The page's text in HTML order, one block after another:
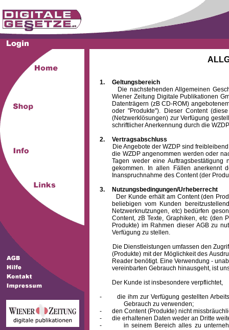
1.
Geltungsbereich
Die nachstehenden Allgemeinen
Wiener Zeitung Digitale Publikationen
Datenträgern (zB CD-ROM)
oder "Produkte"). Dieser Content
(Netzwerklösungen) zur Verfügung
schriftlicher Anerkennung durch die
2.
Vertragsabschluss
Die Angebote der WZDP sind freibleibend.
die WZDP angenommen werden oder
Tagen weder eine
gekommen. In allen Fällen anerkennt
Inanspruchnahme des Content (der
3.
Nutzungsbedingungen/Urheberrecht
Der Kunde erhält am Content (den
beliebigen vom Kunden
Netzwerknutzungen, etc) bedürfen
Content, zB Texte, Graphiken, etc (den
Produkte) im Rahmen dieser AGB zu
Verfügung zu stellen.
Die Dienstleistungen umfassen den Zugriff
(Produkte) mit der Möglichkeit des
Reader benötigt. Eine Verwendung -
vereinbarten Gebrauch hinausgeht, ist
Der Kunde ist insbesondere verpflichtet,
-
die ihm zur Verfügung gestellten
Gebrauch zu verwenden;
-
den Content (Produkte) nicht
-
die erhaltenen Daten weder an Dritte
-
in seinem Bereich alles zu